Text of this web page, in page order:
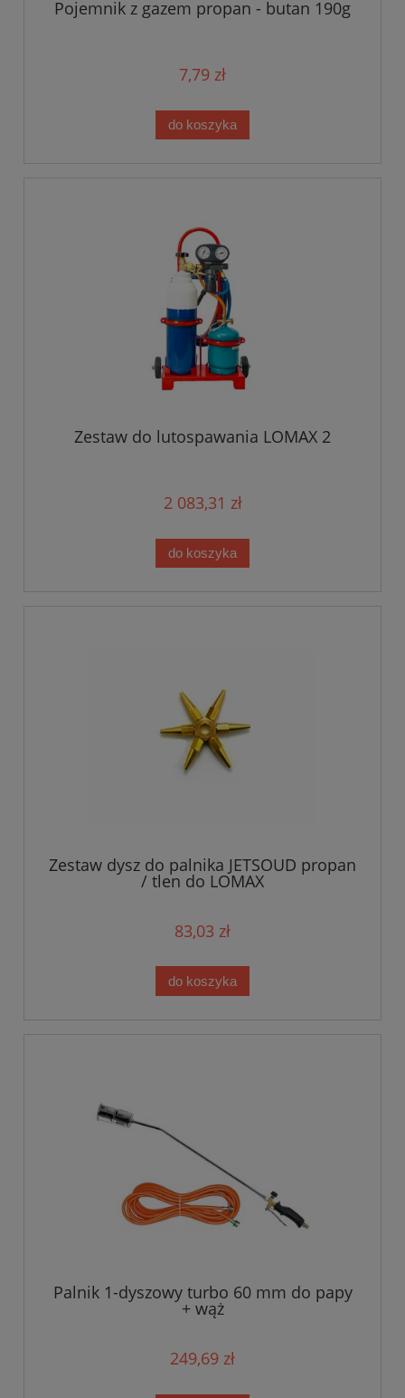
Pojemnik z gazem propan - butan 190g
7,79 zł
do koszyka
Zestaw do lutospawania LOMAX 2
2 083,31 zł
do koszyka
Zestaw dysz do palnika JETSOUD propan
/ tlen do LOMAX
83,03 zł
do koszyka
Palnik 1-dyszowy turbo 60 mm do papy
+ wąż
249,69 zł